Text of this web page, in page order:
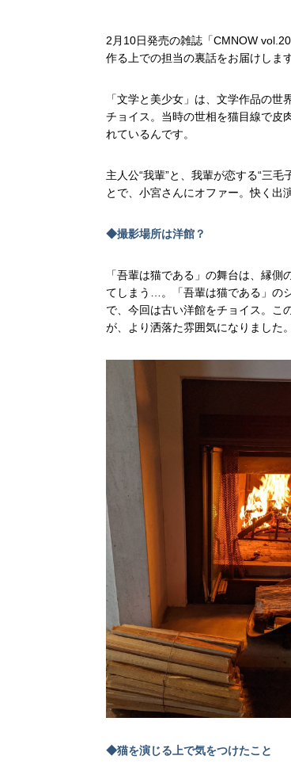
2月10日発売の雑誌「CMNOW
作る上での担当の裏話をお届けしま
「文学と美少女」は、文学作品の
チョイス。当時の世相を猫目線で皮
れているんです。
主人公“我輩”と、我輩が恋する“三
とで、小宮さんにオファー。快く出
◆撮影場所は洋館？
「吾輩は猫である」の舞台は、縁
てしまう…。「吾輩は猫である」の
で、今回は古い洋館をチョイス。こ
が、より洒落た雰囲気になりました。
◆猫を演じる上で気をつけたこと